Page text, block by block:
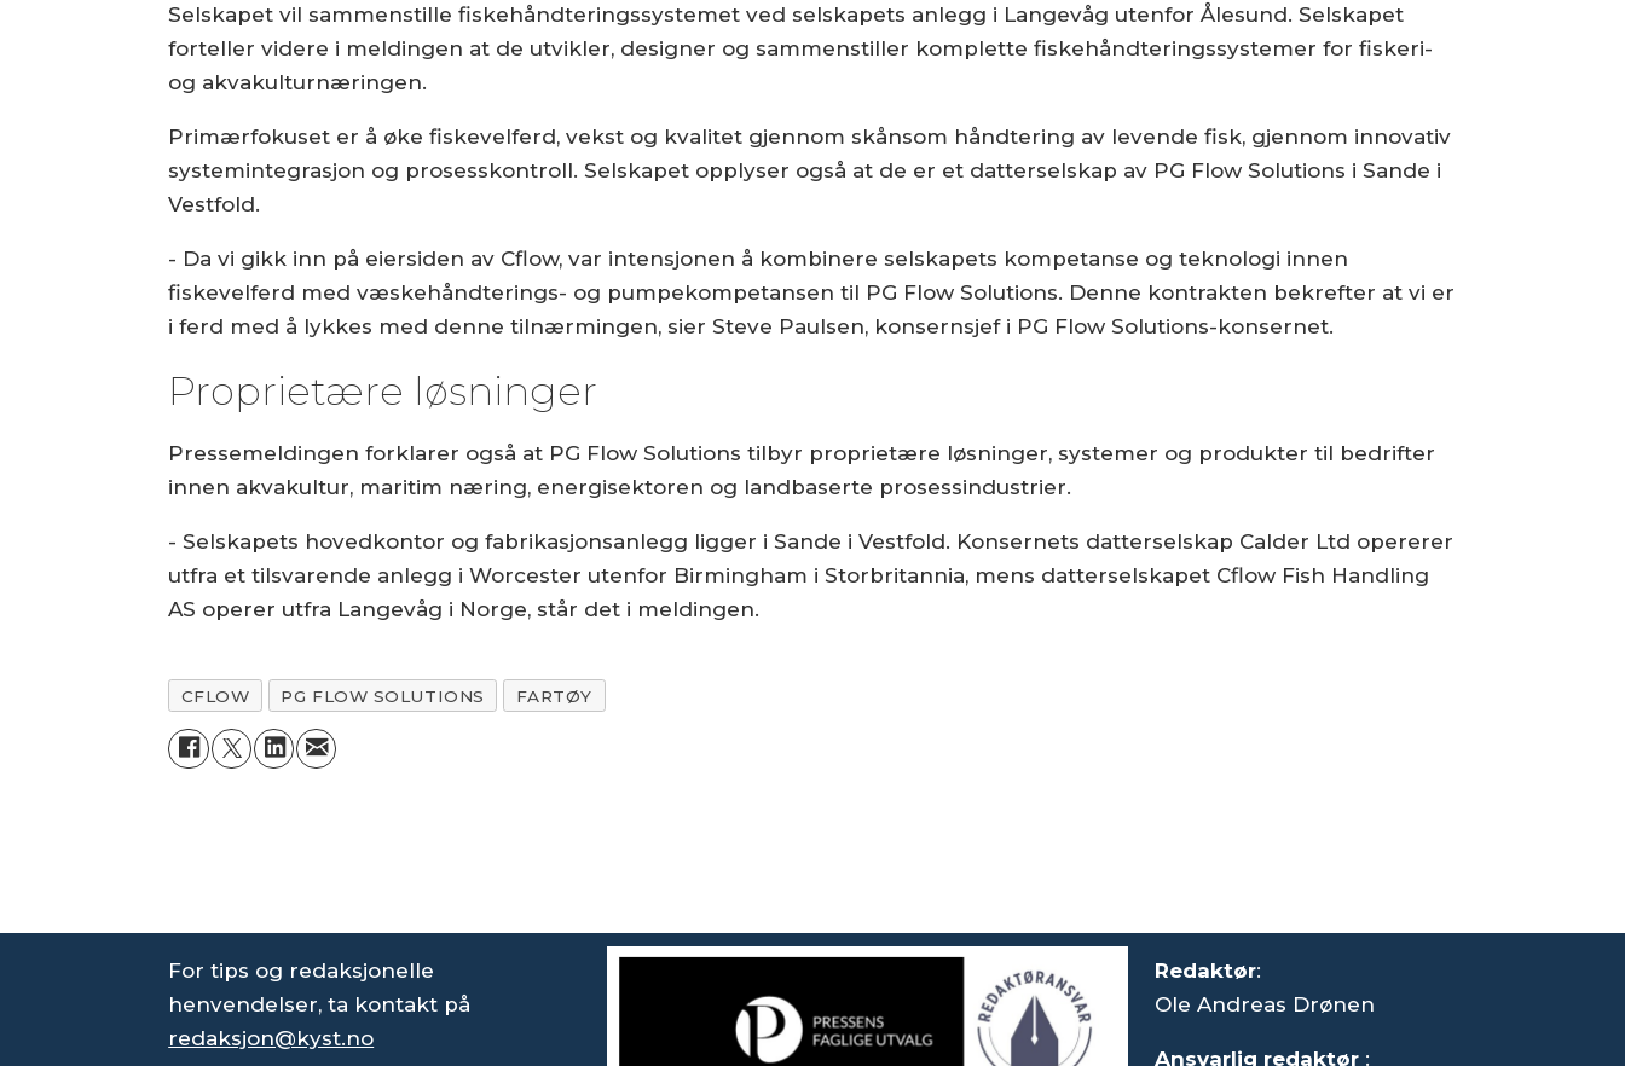
Selskapet vil sammenstille fiskehåndteringssystemet ved selskapets anlegg i Langevåg utenfor Ålesund. Selskapet
forteller videre i meldingen at de utvikler, designer og sammenstiller komplette fiskehåndteringssystemer for fiskeri-
og akvakulturnæringen.
Primærfokuset er å øke fiskevelferd, vekst og kvalitet gjennom skånsom håndtering av levende fisk, gjennom innovativ
systemintegrasjon og prosesskontroll. Selskapet opplyser også at de er et datterselskap av PG Flow Solutions i Sande i
Vestfold.
- Da vi gikk inn på eiersiden av Cflow, var intensjonen å kombinere selskapets kompetanse og teknologi innen
fiskevelferd med væskehåndterings- og pumpekompetansen til PG Flow Solutions. Denne kontrakten bekrefter at vi er
i ferd med å lykkes med denne tilnærmingen, sier Steve Paulsen, konsernsjef i PG Flow Solutions-konsernet.
Proprietære løsninger
Pressemeldingen forklarer også at PG Flow Solutions tilbyr proprietære løsninger, systemer og produkter til bedrifter
innen akvakultur, maritim næring, energisektoren og landbaserte prosessindustrier.
- Selskapets hovedkontor og fabrikasjonsanlegg ligger i Sande i Vestfold. Konsernets datterselskap Calder Ltd opererer
utfra et tilsvarende anlegg i Worcester utenfor Birmingham i Storbritannia, mens datterselskapet Cflow Fish Handling
AS operer utfra Langevåg i Norge, står det i meldingen.
CFLOW PG FLOW SOLUTIONS FARTØY
For tips og redaksjonelle
henvendelser, ta kontakt på
redaksjon@kyst.no
Redaktør:
Ole Andreas Drønen
Ansvarlig redaktør :